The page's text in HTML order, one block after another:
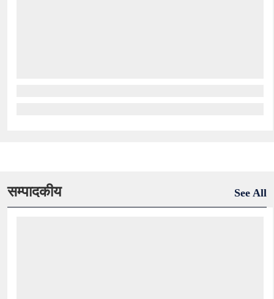
सम्पादकीय See All